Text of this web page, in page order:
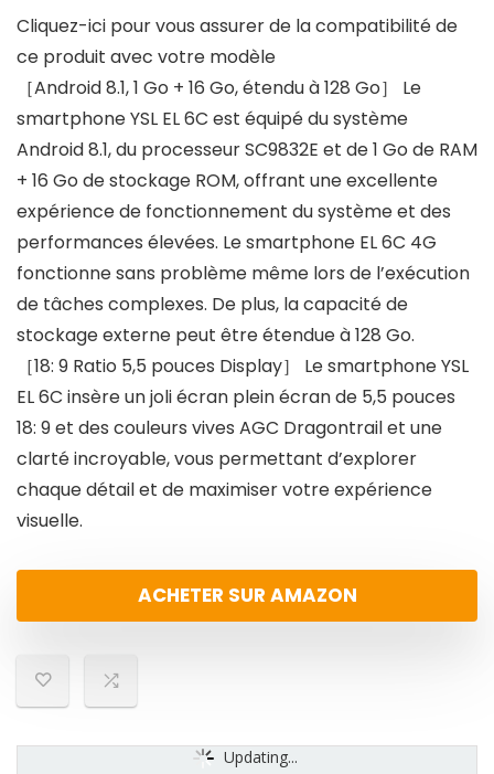
Cliquez-ici pour vous assurer de la compatibilité de
ce produit avec votre modèle
［Android 8.1, 1 Go + 16 Go, étendu à 128 Go］ Le
smartphone YSL EL 6C est équipé du système
Android 8.1, du processeur SC9832E et de 1 Go de RAM
+ 16 Go de stockage ROM, offrant une excellente
expérience de fonctionnement du système et des
performances élevées. Le smartphone EL 6C 4G
fonctionne sans problème même lors de l’exécution
de tâches complexes. De plus, la capacité de
stockage externe peut être étendue à 128 Go.
［18: 9 Ratio 5,5 pouces Display］ Le smartphone YSL
EL 6C insère un joli écran plein écran de 5,5 pouces
18: 9 et des couleurs vives AGC Dragontrail et une
clarté incroyable, vous permettant d’explorer
chaque détail et de maximiser votre expérience
visuelle.
ACHETER SUR AMAZON
Updating...